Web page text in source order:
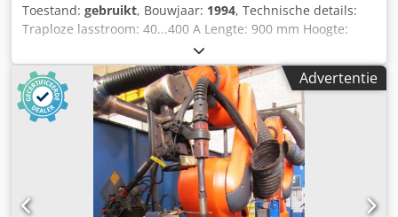
Toestand: gebruikt, Bouwjaar: 1994, Technische details:
Traploze lasstroom: 40...400 A Lengte: 900 mm Hoogte:
1200 mm Totaal benodigd vermogen: 13,8 kVA
Machinegewicht ca.: ca. 180 kg Benodigde ruimte ca.:
B:0.6xL:0.9xH:1.2 m MIG MAG LAS APPARATUUR
Lasgelijkrichter als onderdelenautomaat -
Vermogensbereik 40A/15V tot 400A/34V - Open
kringsvoltage -58V - Constante karakteristiek -
Beschermingsklasse IP 23 - Isolatietype F - Waterkoeling
Crjdeu Nwx Uopfx An Ejf Printplaat A5 ontbreekt
Advertentie